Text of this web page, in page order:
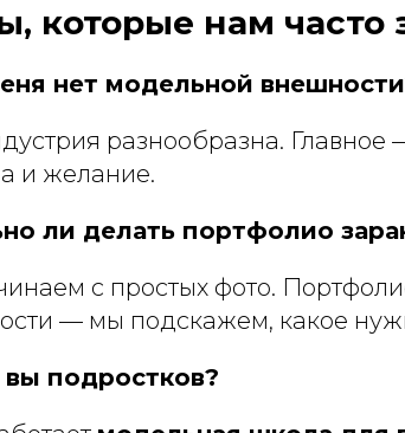
которые нам часто
нет модельной
разнообразна. Главное
и желание.
ли делать портфолио
с простых фото.
— мы подскажем, какое
подростков?